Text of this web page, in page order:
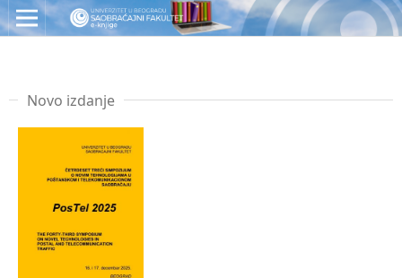
Novo izdanje